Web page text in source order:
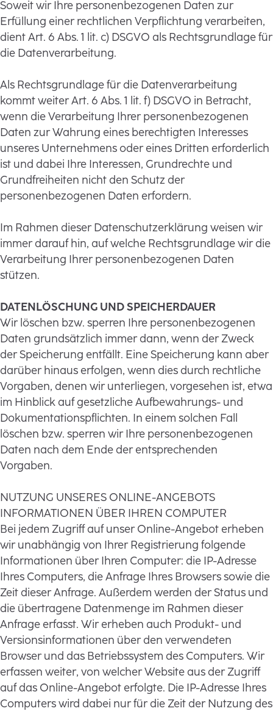
Soweit wir Ihre personenbezogenen Daten zur
Erfüllung einer rechtlichen Verpflichtung verarbeiten,
dient Art. 6 Abs. 1 lit. c) DSGVO als Rechtsgrundlage für
die Datenverarbeitung.
Als Rechtsgrundlage für die Datenverarbeitung
kommt weiter Art. 6 Abs. 1 lit. f) DSGVO in Betracht,
wenn die Verarbeitung Ihrer personenbezogenen
Daten zur Wahrung eines berechtigten Interesses
unseres Unternehmens oder eines Dritten erforderlich
ist und dabei Ihre Interessen, Grundrechte und
Grundfreiheiten nicht den Schutz der
personenbezogenen Daten erfordern.
Im Rahmen dieser Datenschutzerklärung weisen wir
immer darauf hin, auf welche Rechtsgrundlage wir die
Verarbeitung Ihrer personenbezogenen Daten
stützen.
DATENLÖSCHUNG UND SPEICHERDAUER
Wir löschen bzw. sperren Ihre personenbezogenen
Daten grundsätzlich immer dann, wenn der Zweck
der Speicherung entfällt. Eine Speicherung kann aber
darüber hinaus erfolgen, wenn dies durch rechtliche
Vorgaben, denen wir unterliegen, vorgesehen ist, etwa
im Hinblick auf gesetzliche Aufbewahrungs- und
Dokumentationspflichten. In einem solchen Fall
löschen bzw. sperren wir Ihre personenbezogenen
Daten nach dem Ende der entsprechenden
Vorgaben.
NUTZUNG UNSERES ONLINE-ANGEBOTS
INFORMATIONEN ÜBER IHREN COMPUTER
Bei jedem Zugriff auf unser Online-Angebot erheben
wir unabhängig von Ihrer Registrierung folgende
Informationen über Ihren Computer: die IP-Adresse
Ihres Computers, die Anfrage Ihres Browsers sowie die
Zeit dieser Anfrage. Außerdem werden der Status und
die übertragene Datenmenge im Rahmen dieser
Anfrage erfasst. Wir erheben auch Produkt- und
Versionsinformationen über den verwendeten
Browser und das Betriebssystem des Computers. Wir
erfassen weiter, von welcher Website aus der Zugriff
auf das Online-Angebot erfolgte. Die IP-Adresse Ihres
Computers wird dabei nur für die Zeit der Nutzung des